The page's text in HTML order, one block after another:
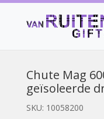
Chute Mag
geïsoleerde
SKU: 10058200